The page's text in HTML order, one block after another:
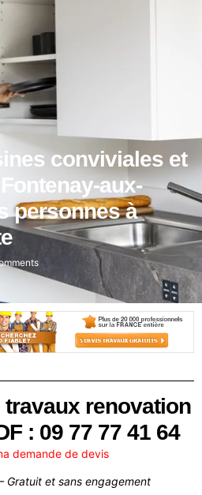
conviviales et
aux-
personnes à
renovation
: 09 77 77 41 64
demande de devis
Gratuit et sans engagement